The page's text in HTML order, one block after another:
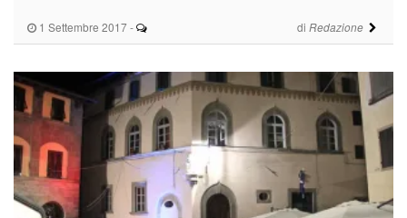
1 Settembre 2017 - di Redazione